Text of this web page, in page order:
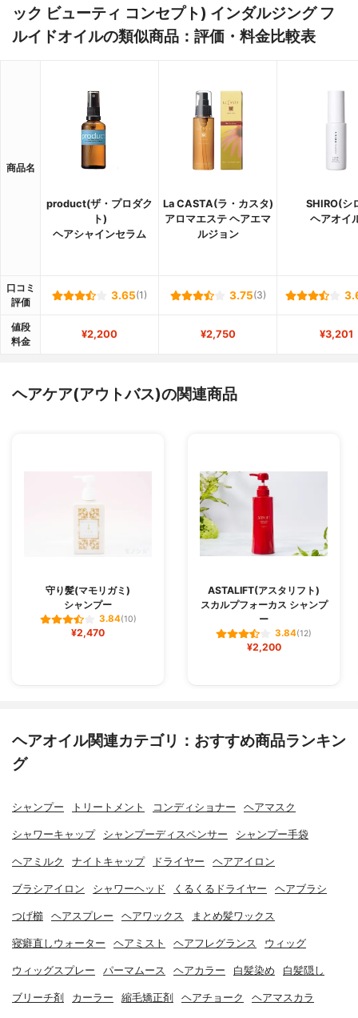
ック ビューティ コンセプト) インダルジング フ
ルイドオイルの類似商品：評価・料金比較表
商品名
product(ザ・プロダク
ト)
ヘアシャインセラム
La CASTA(ラ・カスタ)
アロマエステ ヘアエマ
ルジョン
SHIRO(シ
ヘアオイ
口コミ
評価
3.65(1) 3.75(3)
値段
料金
¥2,200 ¥2,750 ¥3,201
ヘアケア(アウトバス)の関連商品
守り髪(マモリガミ)
シャンプー
3.84(10)
¥2,470
ASTALIFT(アスタリフト)
スカルプフォーカス シャンプ
ー
3.84(12)
¥2,200
ヘアオイル関連カテゴリ：おすすめ商品ランキン
グ
シャンプー トリートメント コンディショナー ヘアマスク
シャワーキャップ シャンプーディスペンサー シャンプー手袋
ヘアミルク ナイトキャップ ドライヤー ヘアアイロン
ブラシアイロン シャワーヘッド くるくるドライヤー ヘアブラシ
つげ櫛 ヘアスプレー ヘアワックス まとめ髪ワックス
寝癖直しウォーター ヘアミスト ヘアフレグランス ウィッグ
ウィッグスプレー パーマムース ヘアカラー 白髪染め 白髪隠し
ブリーチ剤 カーラー 縮毛矯正剤 ヘアチョーク ヘアマスカラ